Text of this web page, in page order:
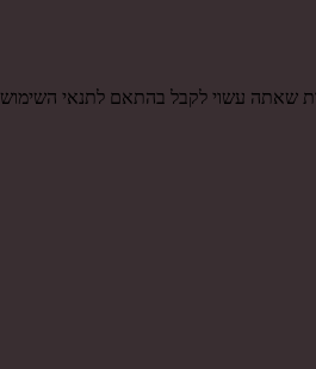
שאתה עשוי לקבל בהתאם לתנאי השימוש